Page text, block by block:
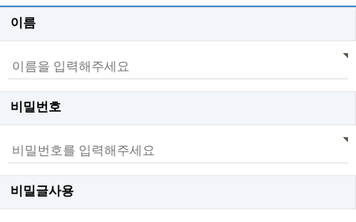
이름
비밀번호
비밀글사용